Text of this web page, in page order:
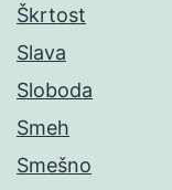
Škrtost
Slava
Sloboda
Smeh
Smešno